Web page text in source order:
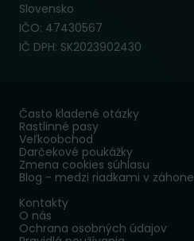
Slovensko
IČO: 47430567
IČ DPH: SK2023902430
Často kladené otázky
Rastlinné pasy
Veľkoobchod
Darčekové poukážky
Zmena cookies súhlasu
Blog - medzi riadkami v záhone
Kontakty
O nás
Ochrana osobných údajov